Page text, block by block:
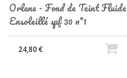
Orlane - Fond de Teint Fluide
Ensoleillé spf 30 n°1
24,80 €